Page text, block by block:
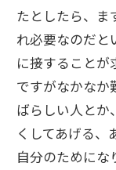
たとしたら、ま
れ必要なのだと
に接することが
ですがなかなか
ばらしい人とか
くしてあげる、
自分のためにな